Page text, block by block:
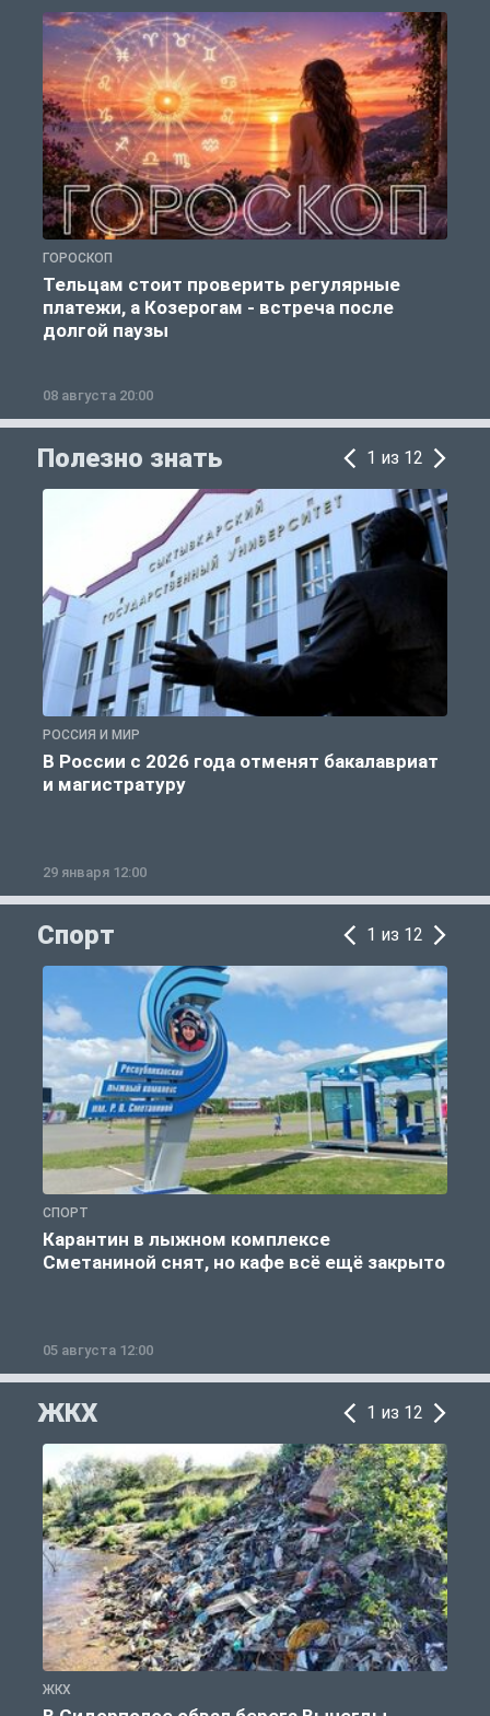
ГОРОСКОП
Тельцам стоит проверить регулярные
платежи, а Козерогам - встреча после
долгой паузы
08 августа 20:00
Полезно знать 1 из 12
РОССИЯ И МИР
В России с 2026 года отменят бакалавриат
и магистратуру
29 января 12:00
Спорт 1 из 12
СПОРТ
Карантин в лыжном комплексе
Сметаниной снят, но кафе всё ещё закрыто
05 августа 12:00
ЖКХ 1 из 12
ЖКХ